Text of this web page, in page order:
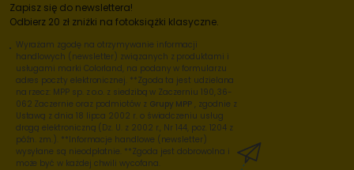
Zapisz się do newslettera!
Odbierz 20 zł zniżki na fotoksiążki klasyczne.
Wyrażam zgodę na otrzymywanie informacji
handlowych (newsletter) związanych z produktami i
usługami marki Colorland, na podany w formularzu
adres poczty elektronicznej. **Zgoda ta jest udzielana
na rzecz: MPP sp. z o.o. z siedzibą w Zaczerniu 190, 36-
062 Zaczernie oraz podmiotów z Grupy MPP , zgodnie z
Ustawą z dnia 18 lipca 2002 r. o świadczeniu usług
drogą elektroniczną (Dz. U. z 2002 r., Nr 144, poz. 1204 z
późn. zm.). **Informacje handlowe (newsletter)
wysyłane są nieodpłatnie. **Zgoda jest dobrowolna i
może być w każdej chwili wycofana.